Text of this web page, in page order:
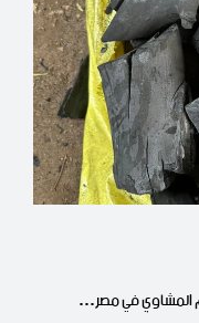
المشاوي في مصر…